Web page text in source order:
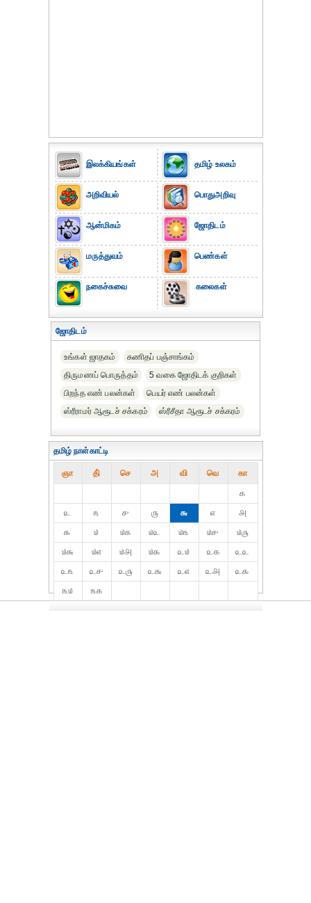
இலக்கியங்கள்
அறிவியல்
ஆன்மிகம்
மருத்துவம்
நகைச்சுவை
தமிழ் உலகம்
பொதுஅறிவு
ஜோதிடம்
பெண்கள்
கலைகள்
ஜோதிடம்
உங்கள் ஜாதகம்
கணிதப் பஞ்சாங்கம்
திருமணப் பொருத்தம்
5 வகை ஜோதிடக் குறிகள்
பிறந்த எண் பலன்கள்
பெயர் எண் பலன்கள்
ஸ்ரீராமர் ஆரூடச் சக்கரம்
ஸ்ரீசீதா ஆரூடச் சக்கரம்
தமிழ் நாள்காட்டி
ஞா தி் செ அ வி வெ கா
௧
௨
௩ ௪ ௫ ௬ ௭
௮
௯
௰ ௰௧ ௰௨ ௰௩ ௰௪
௰௫
௰௬
௰௭ ௰௮ ௰௯ ௨௰ ௨௧
௨௨
௨௩
௨௪ ௨௫ ௨௬ ௨௭ ௨௮
௨௯
௩௰
௩௧